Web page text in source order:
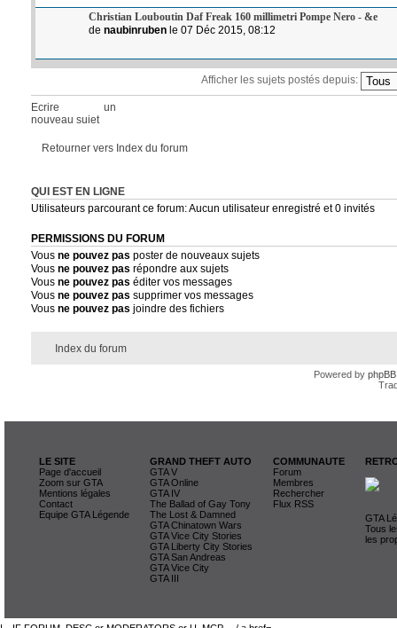
Christian Louboutin Daf Freak 160 millimetri Pompe Nero - &e
de naubinrubenle 07 Déc 2015, 08:12
Afficher les sujets postés depuis:
Ecrire un
nouveau sujet
Retourner vers Index du forum
QUI EST EN LIGNE
Utilisateurs parcourant ce forum: Aucun utilisateur enregistré et 0 invités
PERMISSIONS DU FORUM
Vous ne pouvez pas poster de nouveaux sujets
Vous ne pouvez pas répondre aux sujets
Vous ne pouvez pas éditer vos messages
Vous ne pouvez pas supprimer vos messages
Vous ne pouvez pas joindre des fichiers
Index du forum
Powered by phpBB
LE SITE
Page d'accueil
Zoom sur GTA
Mentions légales
Contact
Equipe GTA Légende
GRAND THEFT AUTO
GTA V
GTA Online
GTA IV
The Ballad of Gay Tony
The Lost & Damned
GTA Chinatown Wars
GTA Vice City Stories
GTA Liberty City Stories
GTA San Andreas
GTA Vice City
GTA III
COMMUNAUTE
Forum
Membres
Rechercher
Flux RSS
GTA
Tous
les